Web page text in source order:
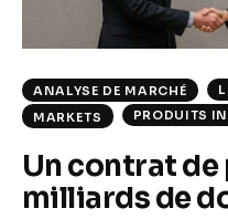
ANALYSE DE MARCHÉ
MARKETS
PRODUITS
Un contrat
milliards de